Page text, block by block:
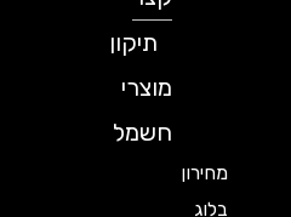
תיקון
מוצרי
חשמל
מחירון